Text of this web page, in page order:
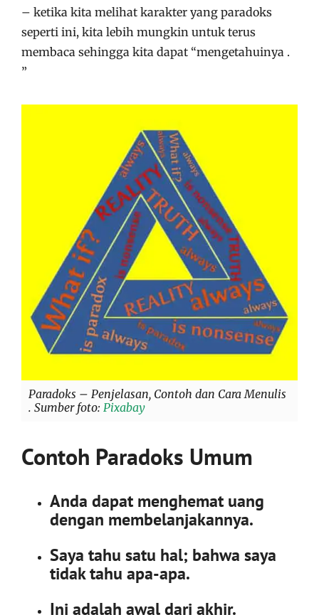
– ketika kita melihat karakter yang paradoks
seperti ini, kita lebih mungkin untuk terus
membaca sehingga kita dapat “mengetahuinya .
”
Paradoks – Penjelasan, Contoh dan Cara Menulis
. Sumber foto: Pixabay
Contoh Paradoks Umum
Anda dapat menghemat uang
dengan membelanjakannya.
Saya tahu satu hal; bahwa saya
tidak tahu apa-apa.
Ini adalah awal dari akhir.